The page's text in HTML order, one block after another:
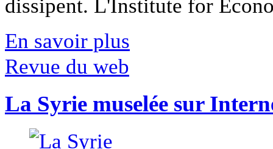
dissipent. L'Institute for
En savoir plus
Revue du web
La Syrie muselée sur